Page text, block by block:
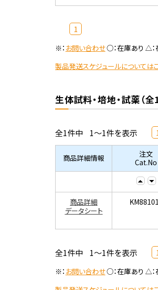
1
※： お問い合わせ○：在庫あり △：
製品発送スケジュールについては
生体試料・培地・試薬（全
全1件中 1～1件を表示
商品詳細情報
注文
Cat.No
商品詳細
データシート
全1件中 1～1件を表示
※： お問い合わせ○：在庫あり △：